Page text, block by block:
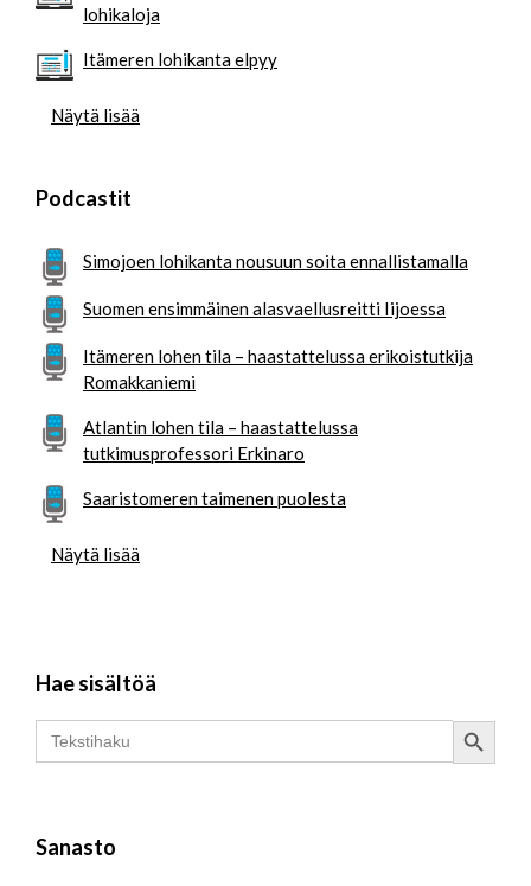
lohikaloja
Itämeren lohikanta elpyy
Näytä lisää
Podcastit
Simojoen lohikanta nousuun soita ennallistamalla
Suomen ensimmäinen alasvaellusreitti Iijoessa
Itämeren lohen tila – haastattelussa erikoistutkija
Romakkaniemi
Atlantin lohen tila – haastattelussa
tutkimusprofessori Erkinaro
Saaristomeren taimenen puolesta
Näytä lisää
Hae sisältöä
Search
for:
Search Button
Sanasto